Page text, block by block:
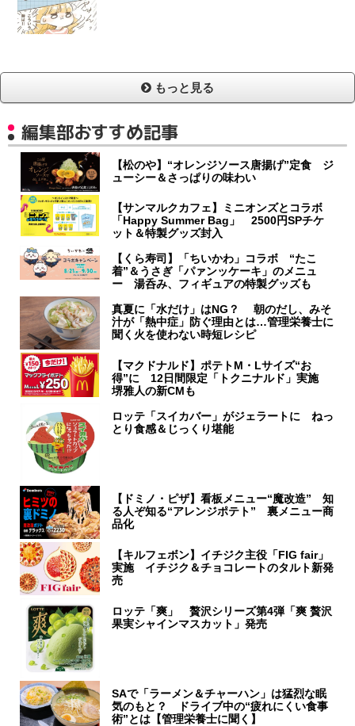
もっと見る
編集部おすすめ記事
【松のや】“オレンジソース唐揚げ”定食 ジ
ューシー＆さっぱりの味わい
【サンマルクカフェ】ミニオンズとコラボ
「Happy Summer Bag」 2500円SPチケ
ット＆特製グッズ封入
【くら寿司】「ちいかわ」コラボ “たこ
着”＆うさぎ「パァンッケーキ」のメニュ
ー 湯呑み、フィギュアの特製グッズも
真夏に「水だけ」はNG？ 朝のだし、みそ
汁が「熱中症」防ぐ理由とは…管理栄養士に
聞く火を使わない時短レシピ
【マクドナルド】ポテトM・Lサイズ“お
得”に 12日間限定「トクニナルド」実施
堺雅人の新CMも
ロッテ「スイカバー」がジェラートに ねっ
とり食感＆じっくり堪能
【ドミノ・ピザ】看板メニュー“魔改造” 知
る人ぞ知る“アレンジポテト” 裏メニュー商
品化
【キルフェボン】イチジク主役「FIG fair」
実施 イチジク＆チョコレートのタルト新発
売
ロッテ「爽」 贅沢シリーズ第4弾「爽 贅沢
果実シャインマスカット」発売
SAで「ラーメン＆チャーハン」は猛烈な眠
気のもと？ ドライブ中の“疲れにくい食事
術”とは【管理栄養士に聞く】